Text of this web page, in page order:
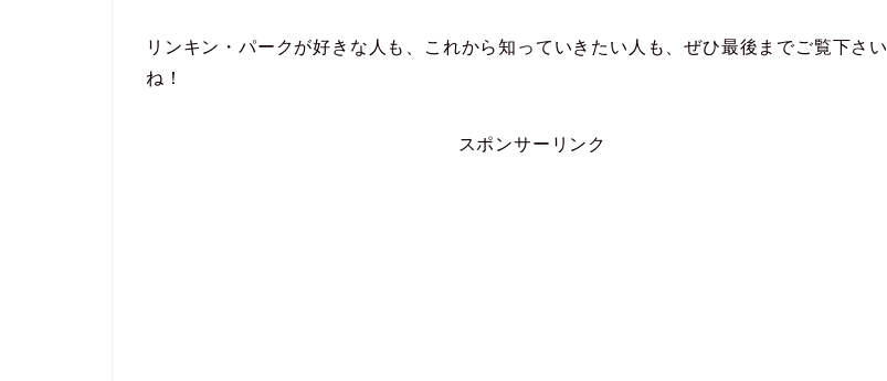
リンキン・パークが好きな人も、これから知っていきたい人も、ぜひ最後までご覧下さい
ね！
スポンサーリンク